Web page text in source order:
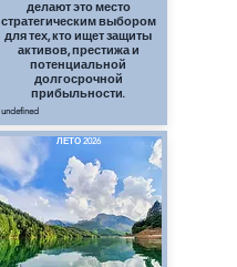
делают это место
стратегическим выбором
для тех, кто ищет защиты
активов, престижа и
потенциальной
долгосрочной
прибыльности.
undefined
ЛЕТО 2026